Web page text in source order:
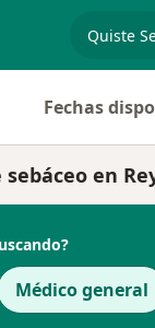
Fechas
en
Médico general